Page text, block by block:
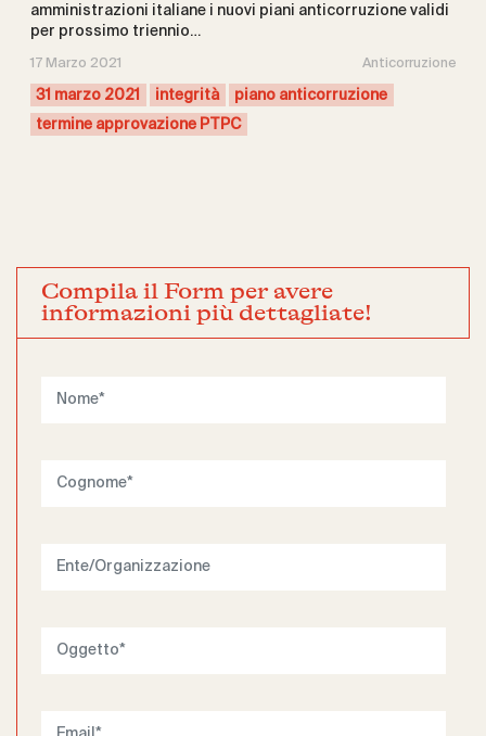
amministrazioni italiane i nuovi piani anticorruzione validi
per prossimo triennio…
17 Marzo 2021 Anticorruzione
31 marzo 2021 integrità
piano anticorruzione
termine approvazione PTPC
Compila il Form per avere
informazioni più dettagliate!